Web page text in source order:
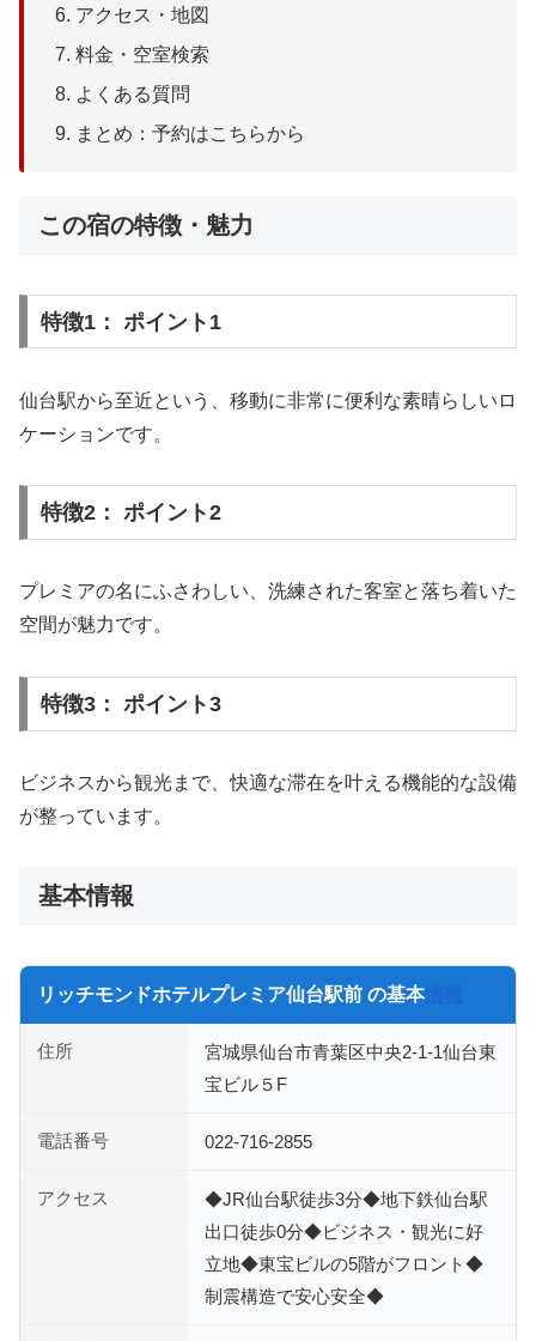
アクセス・地図
料金・空室検索
よくある質問
まとめ：予約はこちらから
この宿の特徴・魅力
特徴1： ポイント1
仙台駅から至近という、移動に非常に便利な素晴らしいロ
ケーションです。
特徴2： ポイント2
プレミアの名にふさわしい、洗練された客室と落ち着いた
空間が魅力です。
特徴3： ポイント3
ビジネスから観光まで、快適な滞在を叶える機能的な設備
が整っています。
基本情報
リッチモンドホテルプレミア仙台駅前 の基本情報
住所
宮城県仙台市青葉区中央2-1-1仙台東
宝ビル５F
電話番号 022-716-2855
アクセス
◆JR仙台駅徒歩3分◆地下鉄仙台駅
出口徒歩0分◆ビジネス・観光に好
立地◆東宝ビルの5階がフロント◆
制震構造で安心安全◆